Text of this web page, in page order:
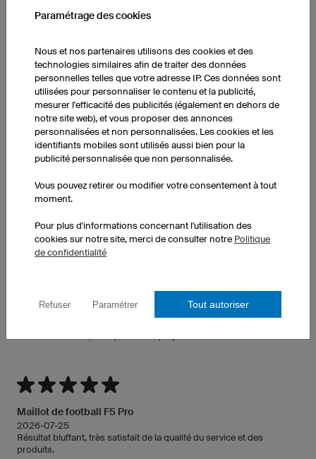
EVALUATIONS CLIENTS POUR LES MAILLOTS DE
Franchement rien a redire j'ai commandé 2 maillots personnalisés
Maillot de football F5 Pro
2026-07-25
Résultat bluffant, très satisfait de la qualité du service et des
produits.
Paramétrage des cookies
Nous et nos partenaires utilisons des cookies et des
technologies similaires afin de traiter des données
personnelles telles que votre adresse IP. Ces données sont
utilisées pour personnaliser le contenu et la publicité,
mesurer l'efficacité des publicités (également en dehors de
notre site web), et vous proposer des annonces
personnalisées et non personnalisées. Les cookies et les
identifiants mobiles sont utilisés aussi bien pour la
publicité personnalisée que non personnalisée.
Vous pouvez retirer ou modifier votre consentement à tout
moment.
Pour plus d'informations concernant l'utilisation des
cookies sur notre site, merci de consulter notre Politique
de confidentialité
Refuser Paramétrer Tout autoriser